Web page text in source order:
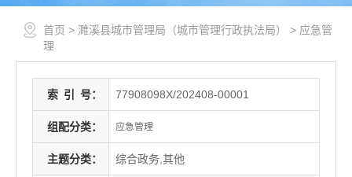
首页 > 濉溪县城市管理局（城市管理行政执法局） > 应急管
理
索 引 号： 77908098X/202408-00001
组配分类： 应急管理
主题分类： 综合政务,其他